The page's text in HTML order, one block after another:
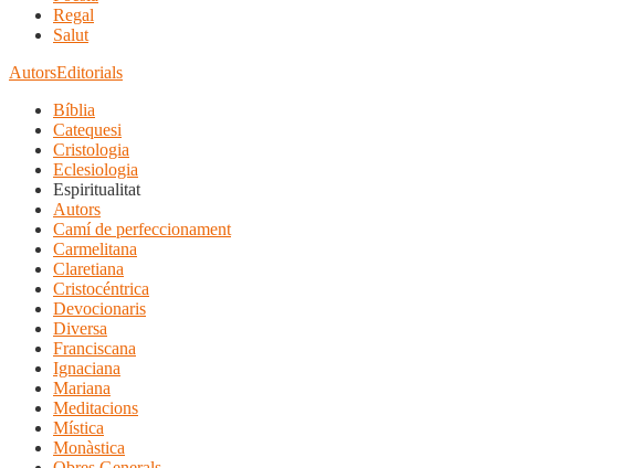
Regal
Salut
AutorsEditorials
Bíblia
Catequesi
Cristologia
Eclesiologia
Espiritualitat
Autors
Camí de perfeccionament
Carmelitana
Claretiana
Cristocéntrica
Devocionaris
Diversa
Franciscana
Ignaciana
Mariana
Meditacions
Mística
Monàstica